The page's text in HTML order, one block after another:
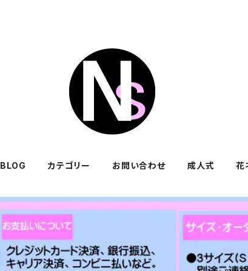
BLOG カテゴリー お問い合わせ 成人式 花